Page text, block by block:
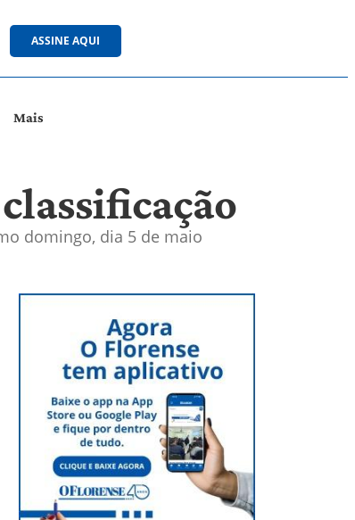
ASSINE AQUI
Mais
domingo, dia 5 de maio